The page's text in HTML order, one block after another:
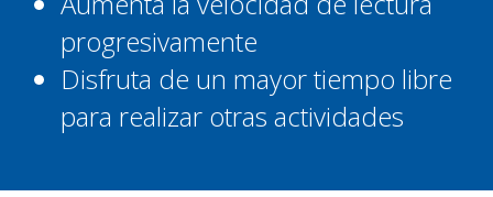
progresivamente
Disfruta de un mayor tiempo libre
para realizar otras actividades